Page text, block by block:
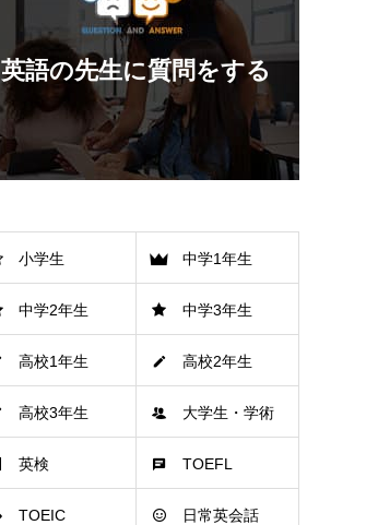
英語の先生に質問をする
小学生 中学1年生
中学2年生 中学3年生
高校1年生 高校2年生
高校3年生 大学生・学術
英検 TOEFL
TOEIC 日常英会話